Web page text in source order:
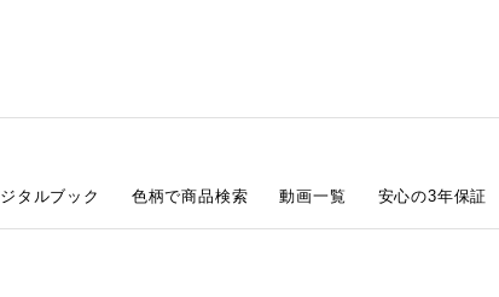
タルブック 色柄で商品検索 動画一覧 安心の3年保証